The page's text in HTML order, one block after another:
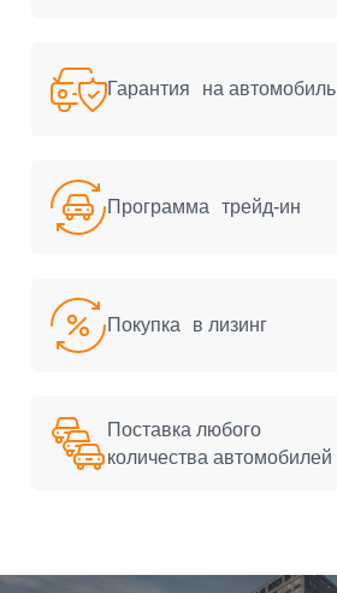
Гарантия на автомобиль
Программа трейд-ин
Покупка в лизинг
Поставка любого
количества автомобилей